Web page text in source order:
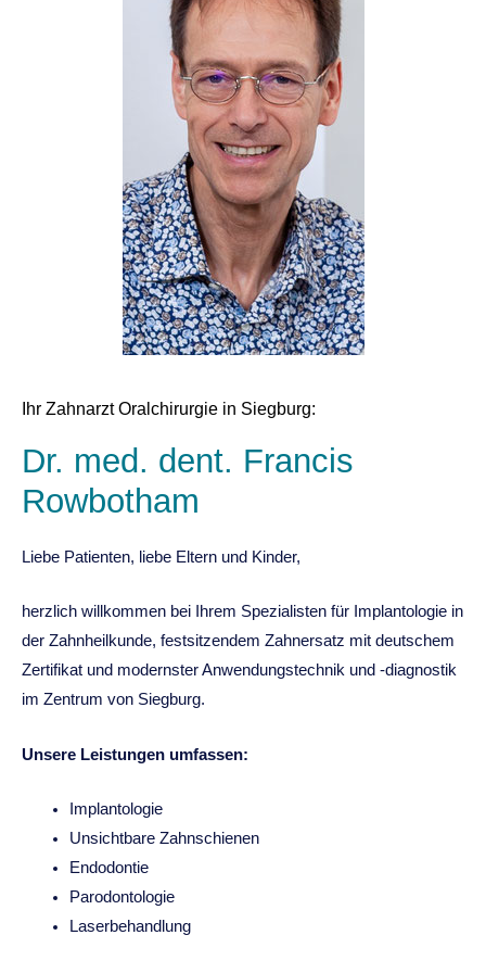
Ihr Zahnarzt Oralchirurgie in Siegburg:
Dr. med. dent. Francis
Rowbotham
Liebe Patienten, liebe Eltern und Kinder,
herzlich willkommen bei Ihrem Spezialisten für Implantologie in
der Zahnheilkunde, festsitzendem Zahnersatz mit deutschem
Zertifikat und modernster Anwendungstechnik und -diagnostik
im Zentrum von Siegburg.
Unsere Leistungen umfassen:
Implantologie
Unsichtbare Zahnschienen
Endodontie
Parodontologie
Laserbehandlung